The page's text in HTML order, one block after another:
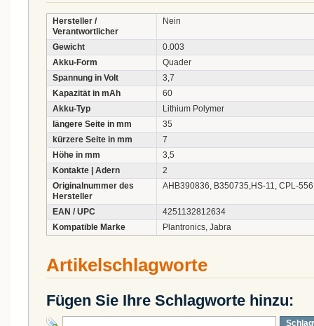
Hersteller /
Verantwortlicher
Nein
Gewicht
0.003
Akku-Form
Quader
Spannung in Volt
3,7
Kapazität in mAh
60
Akku-Typ
Lithium Polymer
längere Seite in mm
35
kürzere Seite in mm
7
Höhe in mm
3,5
Kontakte | Adern
2
Originalnummer des
Hersteller
AHB390836, B350735,HS-11, CPL-556
EAN / UPC
4251132812634
Kompatible Marke
Plantronics, Jabra
Artikelschlagworte
Fügen Sie Ihre Schlagworte hinzu: